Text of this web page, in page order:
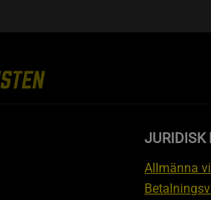
JURIDISK
Allmänna